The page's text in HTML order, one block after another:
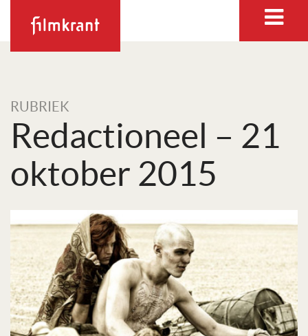
RUBRIEK
Redactioneel – 21
oktober 2015